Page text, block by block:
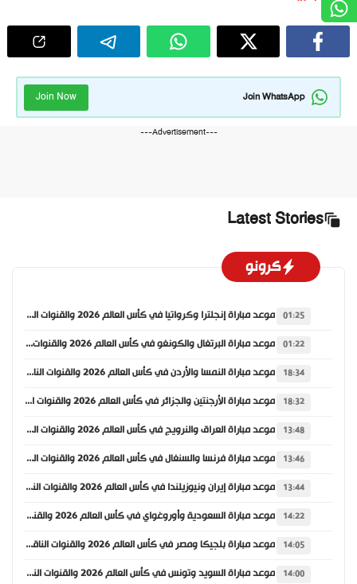
Join WhatsApp
Join Now
---Advertisement---
Latest Stories
كرونو
01:25 موعد مباراة إنجلترا وكرواتيا في كأس العالم 2026 والقنوات الناقلة
01:22 موعد مباراة البرتغال والكونغو في كأس العالم 2026 والقنوات الناقلة
18:34 موعد مباراة النمسا والأردن في كأس العالم 2026 والقنوات الناقلة
18:32 موعد مباراة الأرجنتين والجزائر في كأس العالم 2026 والقنوات الناقلة
13:48 موعد مباراة العراق والنرويج في كأس العالم 2026 والقنوات الناقلة
13:46 موعد مباراة فرنسا والسنغال في كأس العالم 2026 والقنوات الناقلة
13:44 موعد مباراة إيران ونيوزيلندا في كأس العالم 2026 والقنوات الناقلة
14:22 موعد مباراة السعودية وأوروغواي في كأس العالم 2026 والقنوات الناقلة
14:05 موعد مباراة بلجيكا ومصر في كأس العالم 2026 والقنوات الناقلة
14:00 موعد مباراة السويد وتونس في كأس العالم 2026 والقنوات الناقلة